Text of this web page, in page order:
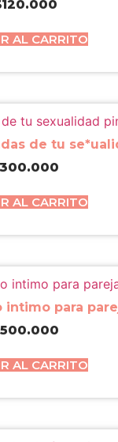
120.000
AL CARRITO
de tu
300.000
AL CARRITO
para
500.000
AL CARRITO